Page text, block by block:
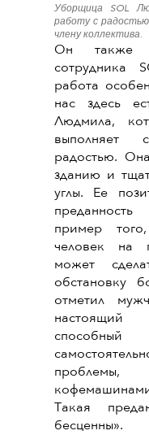
Уборщица SOL
работу с
члену коллектива.
Он также
сотрудника
работа
нас здесь
Людмила,
радостью.
зданию и
углы. Ее
пример
человек на
может
обстановку
отметил
настоящий
Такая
бесценны».